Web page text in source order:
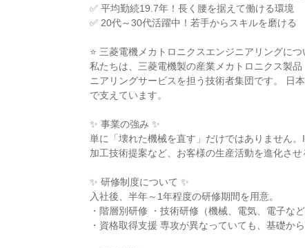
✅ 平均勤続19.7年！長く腰を据えて働ける環境
✅ 20代～30代活躍中！若手からスキルを磨ける
⭐ 三菱電機メカトロニクスエンジニアリングにつ
私たちは、三菱電機製の産業メカトロニクス製
ニアリングサービスを担う技術者集団です。 日
で支えています。
✨ 事業の強み ✨
単に「壊れた機械を直す」だけではありません
加工技術提案など、お客様の生産活動を進化さ
✨ 研修制度について ✨
入社後、半年～1年程度の研修期間を用意。
・階層別研修 ・技術研修（機械、電気、電子など
・資格取得支援 専攻が異なっていても、基礎か